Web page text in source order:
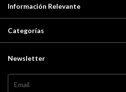
Información Relevante
Categorías
Newsletter